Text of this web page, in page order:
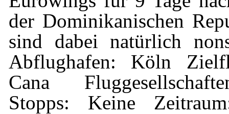
der Dominikanischen
sind dabei natürlich
Abflughafen: Köln
Cana
Stopps: Keine